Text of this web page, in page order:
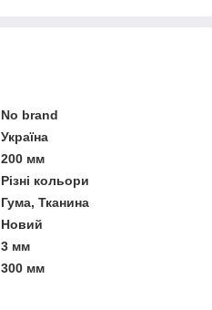
No brand
Україна
200 мм
Різні кольори
Гума, Тканина
Новий
3 мм
300 мм